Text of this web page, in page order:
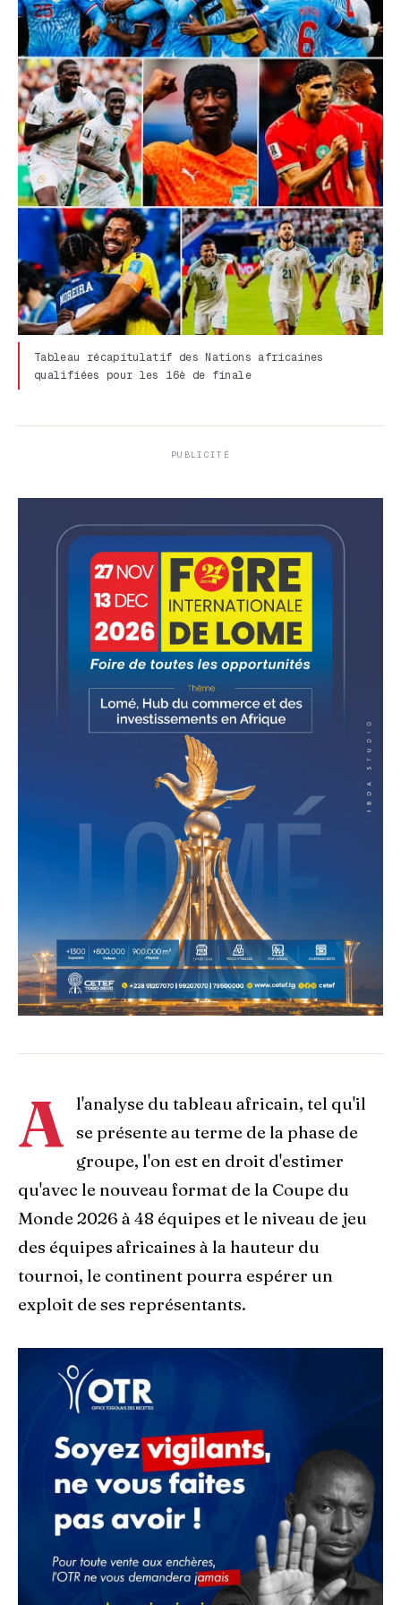
Tableau récapitulatif des Nations africaines
qualifiées pour les 16è de finale
PUBLICITÉ
A
l'analyse du tableau africain, tel qu'il
se présente au terme de la phase de
groupe, l'on est en droit d'estimer
qu'avec le nouveau format de la Coupe du
Monde 2026 à 48 équipes et le niveau de jeu
des équipes africaines à la hauteur du
tournoi, le continent pourra espérer un
exploit de ses représentants.